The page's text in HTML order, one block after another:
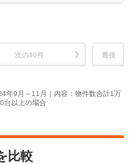
次の30件 最後
年9月～11月｜内容：物件数合計1万
台以上の場合
比較